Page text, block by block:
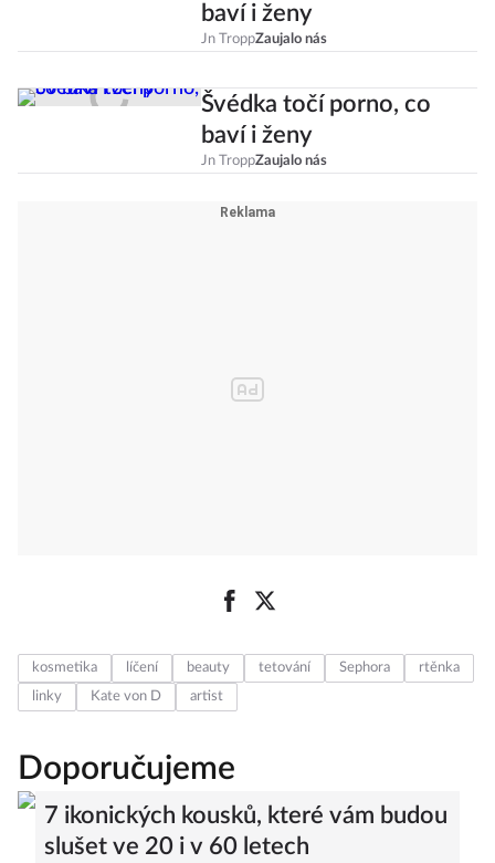
baví i ženy
Jn TroppZaujalo nás
Švédka točí porno, co
baví i ženy
Jn TroppZaujalo nás
kosmetika líčení beauty tetování Sephora
rtěnka
linky
Kate von D artist
Doporučujeme
7 ikonických kousků, které vám budou
slušet ve 20 i v 60 letech